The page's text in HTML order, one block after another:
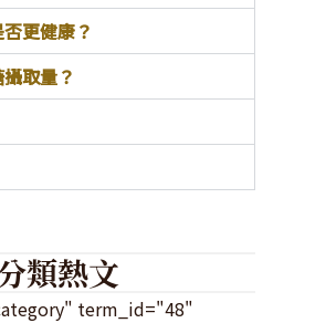
更健康？
取量？
類熱文
term_id="48"